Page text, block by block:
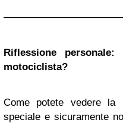
Riflessione
motociclista?
Come potete vedere
speciale e sicuramente